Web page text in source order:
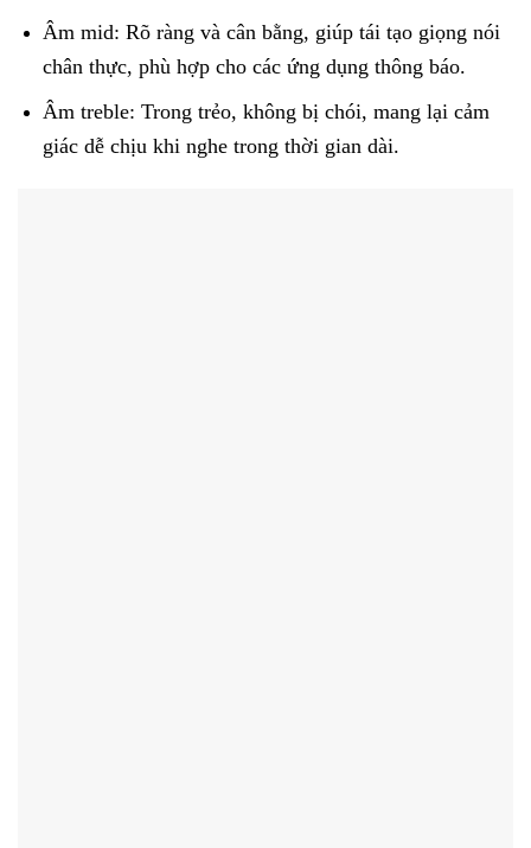
Âm mid: Rõ ràng và cân bằng, giúp tái tạo giọng nói
chân thực, phù hợp cho các ứng dụng thông báo.
Âm treble: Trong trẻo, không bị chói, mang lại cảm
giác dễ chịu khi nghe trong thời gian dài.